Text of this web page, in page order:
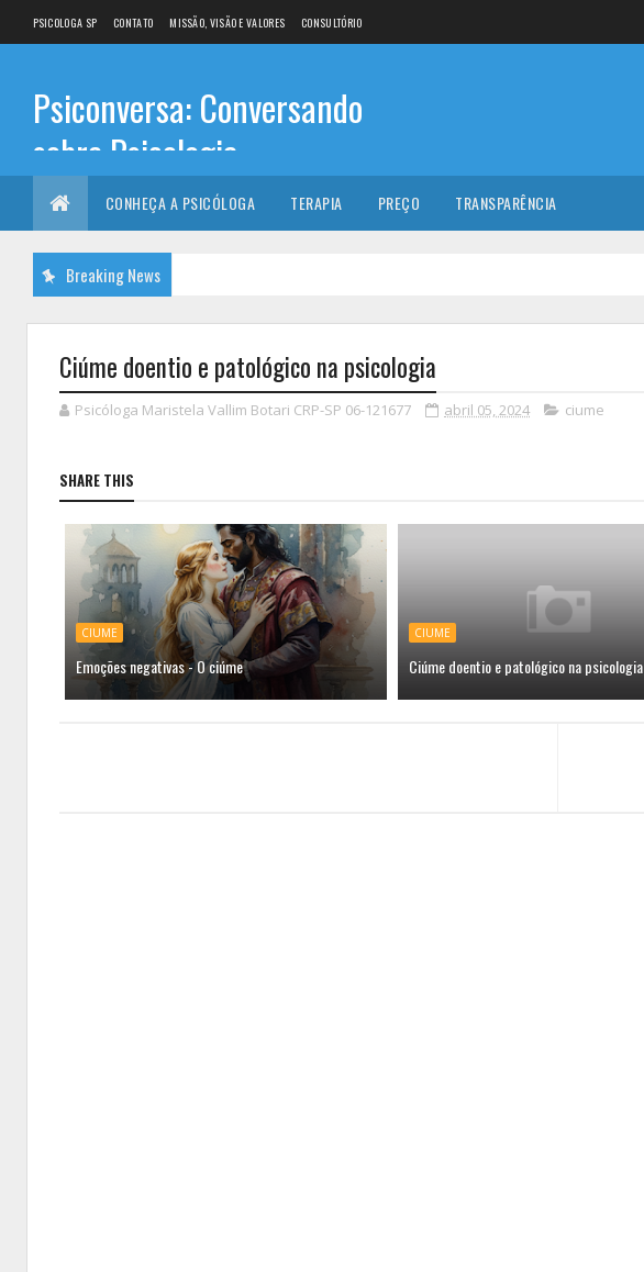
PSICOLOGA SP CONTATO MISSÃO, VISÃO E VALORES CONSULTÓRIO
Psiconversa: Conversando
sobre Psicologia
Informações sobre: Psicóloga, Psicoterapia, terapia de
casal, terapia individual, Psicóloga online e presencial,
CONHEÇA A PSICÓLOGA TERAPIA PREÇO TRANSPARÊNCIA
Breaking News
Ciúme doentio e patológico na psicologia
Psicóloga Maristela Vallim Botari CRP-SP 06-121677 abril 05, 2024 ciume
SHARE THIS
CIUME
Emoções negativas - O ciúme
CIUME
Ciúme doentio e patológico na psicologia